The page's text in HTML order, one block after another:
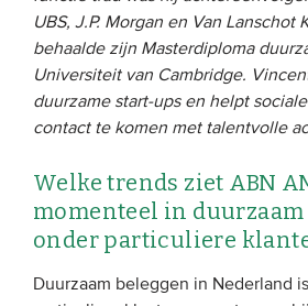
Publicaties
Webinars
Podcasts
WIE WE ZIJN
Vereniging
UBS, J.P. Morgan en Van Lanschot
behaalde zijn Masterdiploma
Universiteit van Cambridge.
duurzame start-ups en helpt
contact te komen met talentvolle
Welke trends ziet ABN
momenteel in duurzaam
onder particuliere
Duurzaam beleggen in Nederland